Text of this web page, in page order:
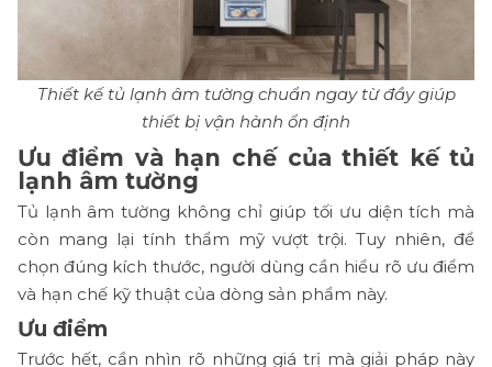
Thiết kế tủ lạnh âm tường chuẩn ngay từ đầy giúp
thiết bị vận hành ổn định
Ưu điểm và hạn chế của thiết kế tủ
lạnh âm tường
Tủ lạnh âm tường không chỉ giúp tối ưu diện tích mà
còn mang lại tính thẩm mỹ vượt trội. Tuy nhiên, để
chọn đúng kích thước, người dùng cần hiểu rõ ưu điểm
và hạn chế kỹ thuật của dòng sản phẩm này.
Ưu điểm
Trước hết, cần nhìn rõ những giá trị mà giải pháp này